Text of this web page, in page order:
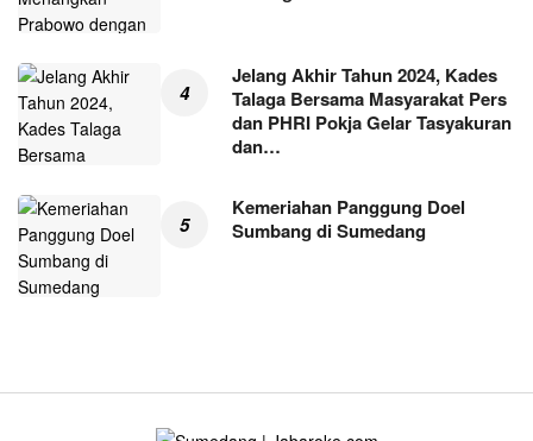
Jelang Akhir Tahun 2024, Kades
Talaga Bersama Masyarakat Pers
dan PHRI Pokja Gelar Tasyakuran
dan…
Kemeriahan Panggung Doel
Sumbang di Sumedang